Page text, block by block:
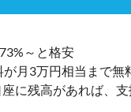
～と格安
月3万円相当まで無
に残高があれば、